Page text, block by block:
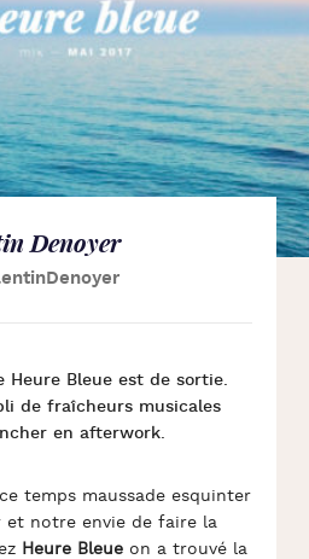
Denoyer
Heure Bleue est de sortie.
de fraîcheurs musicales
en afterwork.
temps maussade esquinter
notre envie de faire la
Heure Bleueon a trouvé la